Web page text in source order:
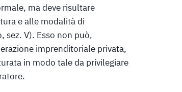
ma deve risultare
e alle modalità di
sez. V). Esso non può,
imprenditoriale privata,
in modo tale da privilegiare